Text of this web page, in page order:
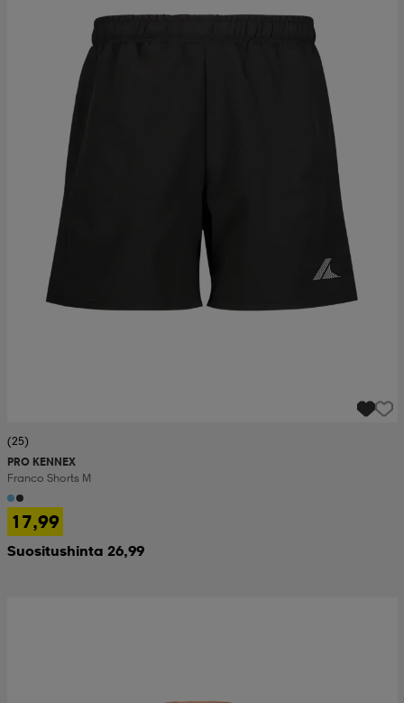
(25)
PRO KENNEX
Franco Shorts M
17,99
Suositushinta 26,99